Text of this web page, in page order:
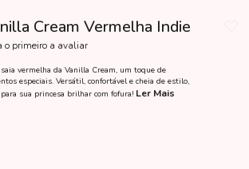
Cream Vermelha Indie
o primeiro a avaliar
vermelha da Vanilla Cream, um toque de
especiais. Versátil, confortável e cheia de estilo,
sua princesa brilhar com fofura! Ler Mais